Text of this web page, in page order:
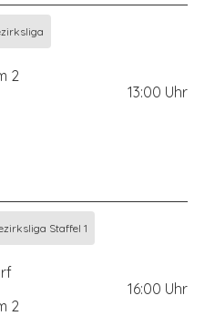
2
13:00 Uhr
Staffel 1
2
16:00 Uhr